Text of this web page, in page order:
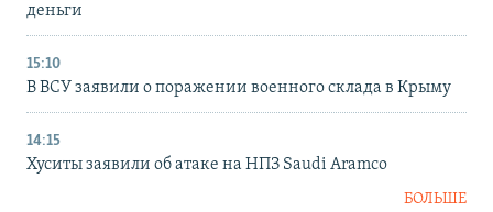
деньги
15:10
В ВСУ заявили о поражении военного склада в Крыму
14:15
Хуситы заявили об атаке на НПЗ Saudi Aramco
БОЛЬШЕ